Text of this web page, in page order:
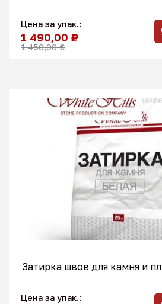
Цена за упак.:
1 490,00 ₽
1 450,00 €
Затирка швов для камня и
Цена за упак.: